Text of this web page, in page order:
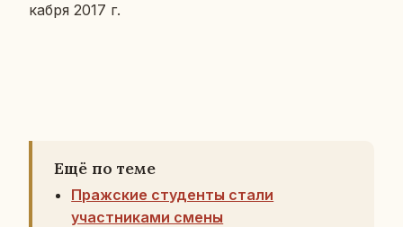
каб­ря 2017 г.
Ещё по теме
Пражские студенты стали
участниками смены